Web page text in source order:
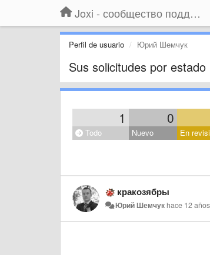
Joxi - сообщество поддержки
Perfil de usuario Юрий Шемчук
Sus solicitudes por estado
1 0
Todo Nuevo En
кракозябры
Юрий Шемчук hace 12 años